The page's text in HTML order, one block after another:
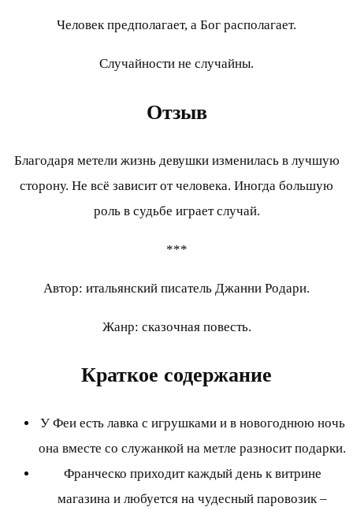
Человек предполагает, а Бог располагает.
Случайности не случайны.
Отзыв
Благодаря метели жизнь девушки изменилась в лучшую
сторону. Не всё зависит от человека. Иногда большую
роль в судьбе играет случай.
***
Автор: итальянский писатель Джанни Родари.
Жанр: сказочная повесть.
Краткое содержание
У Феи есть лавка с игрушками и в новогоднюю ночь
она вместе со служанкой на метле разносит подарки.
Франческо приходит каждый день к витрине
магазина и любуется на чудесный паровозик –